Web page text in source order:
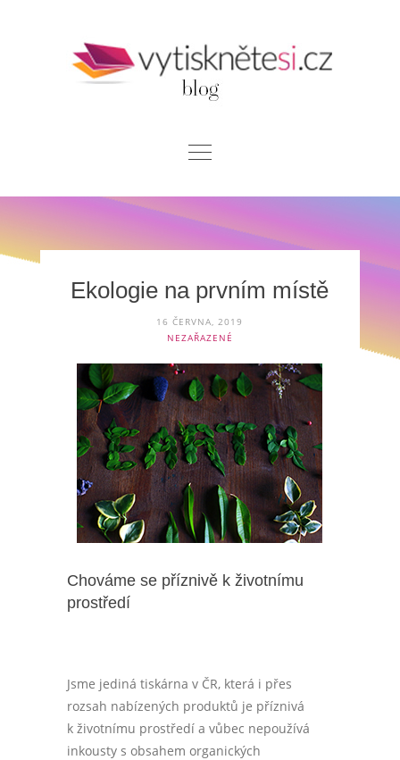
Kontakt
Ekologie na prvním místě
16 ČERVNA, 2019
NEZAŘAZENÉ
Chováme se příznivě k životnímu
prostředí
Jsme jediná tiskárna v ČR, která i přes
rozsah nabízených produktů je příznivá
k životnímu prostředí a vůbec nepoužívá
inkousty s obsahem organických